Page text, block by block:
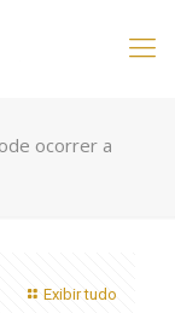
ocorrer a
Exibir tudo